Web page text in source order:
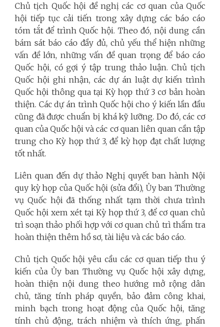
Chủ tịch Quốc hội đề nghị các cơ quan của Quốc
hội tiếp tục cải tiến trong xây dựng các báo cáo
tóm tắt để trình Quốc hội. Theo đó, nội dung cần
bám sát báo cáo đầy đủ, chủ yếu thể hiện những
vấn đề lớn, những vấn đề quan trọng để báo cáo
Quốc hội, có gợi ý tập trung thảo luận. Chủ tịch
Quốc hội ghi nhận, các dự án luật dự kiến trình
Quốc hội thông qua tại Kỳ họp thứ 3 cơ bản hoàn
thiện. Các dự án trình Quốc hội cho ý kiến lần đầu
cũng đã được chuẩn bị khá kỹ lưỡng. Do đó, các cơ
quan của Quốc hội và các cơ quan liên quan cần tập
trung cho Kỳ họp thứ 3, để kỳ họp đạt chất lượng
tốt nhất.
Liên quan đến dự thảo Nghị quyết ban hành Nội
quy kỳ họp của Quốc hội (sửa đổi), Ủy ban Thường
vụ Quốc hội đã thống nhất tạm thời chưa trình
Quốc hội xem xét tại Kỳ họp thứ 3, để cơ quan chủ
trì soạn thảo phối hợp với cơ quan chủ trì thẩm tra
hoàn thiện thêm hồ sơ, tài liệu và các báo cáo.
Chủ tịch Quốc hội yêu cầu các cơ quan tiếp thu ý
kiến của Ủy ban Thường vụ Quốc hội xây dựng,
hoàn thiện nội dung theo hướng mở rộng dân
chủ, tăng tính pháp quyền, bảo đảm công khai,
minh bạch trong hoạt động của Quốc hội, tăng
tính chủ động, trách nhiệm và thích ứng, phấn